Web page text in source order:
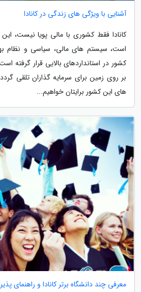
آشنایی با ویژگی های زندگی در کانادا
کانادا فقط کشوری با مالی پویا نیست، این
است، سیستم های مالی، سیاسی و نظام
کشور در استانداردهای بالایی قرار گرفته
بر روی زمین برای سرمایه گذاران تلقی
های این کشور برایتان خواهیم...
معرفی چند دانشگاه برتر کانادا و راهنمای